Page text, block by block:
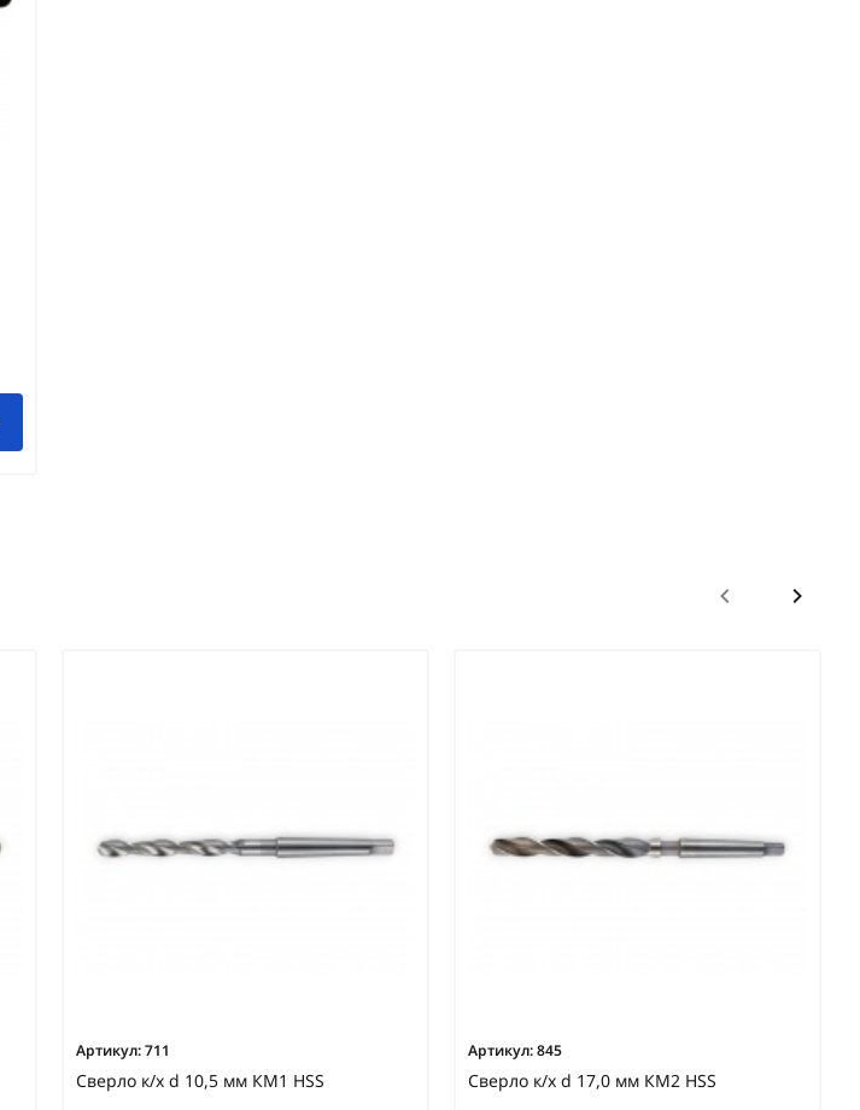
Артикул:711
Сверло к/х d 10,5 мм КМ1 HSS
Артикул:845
Сверло к/х d 17,0 мм КМ2 HSS